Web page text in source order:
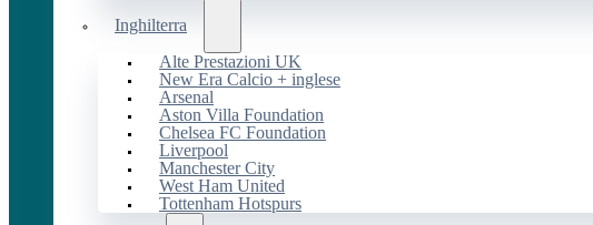
Inghilterra
Alte Prestazioni UK
New Era Calcio + inglese
Arsenal
Aston Villa Foundation
Chelsea FC Foundation
Liverpool
Manchester City
West Ham United
Tottenham Hotspurs